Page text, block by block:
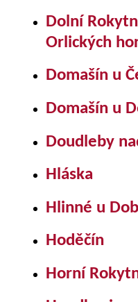
Dolní
Orlických
Domašín u
Domašín u
Doudleby
Hláska
Hlinné u
Hoděčín
Horní